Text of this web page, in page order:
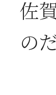
佐
の